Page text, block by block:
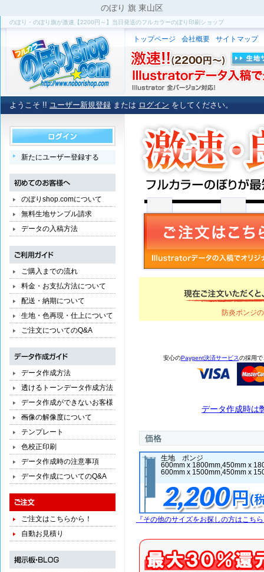
のぼり 旗 東山区